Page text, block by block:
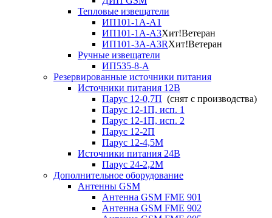
Тепловые извещатели
ИП101-1А-А1
ИП101-1А-А3Хит!Ветеран
ИП101-3А-А3RХит!Ветеран
Ручные извещатели
ИП535-8-А
Резервированные источники питания
Источники питания 12В
Парус 12-0,7П (снят с производства)
Парус 12-1П, исп. 1
Парус 12-1П, исп. 2
Парус 12-2П
Парус 12-4,5М
Источники питания 24В
Парус 24-2,2М
Дополнительное оборудование
Антенны GSM
Антенна GSM FME 901
Антенна GSM FME 902